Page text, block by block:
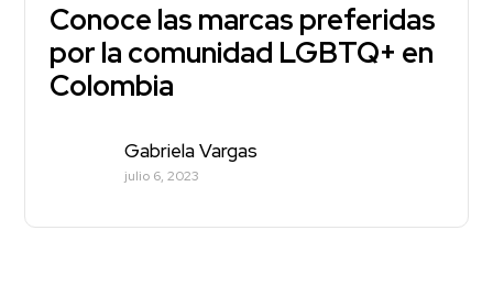
Conoce las marcas preferidas
por la comunidad LGBTQ+ en
Colombia
Gabriela Vargas
julio 6, 2023